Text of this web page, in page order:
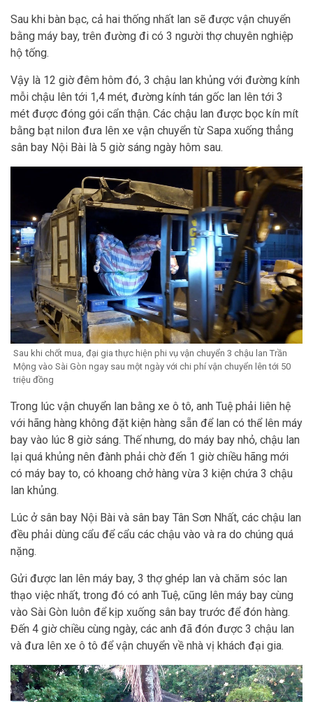
Sau khi bàn bạc, cả hai thống nhất lan sẽ được vận chuyển
bằng máy bay, trên đường đi có 3 người thợ chuyên nghiệp
hộ tống.
Vậy là 12 giờ đêm hôm đó, 3 chậu lan khủng với đường kính
mỗi chậu lên tới 1,4 mét, đường kính tán gốc lan lên tới 3
mét được đóng gói cẩn thận. Các chậu lan được bọc kín mít
bằng bạt nilon đưa lên xe vận chuyển từ Sapa xuống thẳng
sân bay Nội Bài là 5 giờ sáng ngày hôm sau.
Sau khi chốt mua, đại gia thực hiện phi vụ vận chuyển 3 chậu lan Trần
Mộng vào Sài Gòn ngay sau một ngày với chi phí vận chuyển lên tới 50
triệu đồng
Trong lúc vận chuyển lan bằng xe ô tô, anh Tuệ phải liên hệ
với hãng hàng không đặt kiện hàng sẵn để lan có thể lên máy
bay vào lúc 8 giờ sáng. Thế nhưng, do máy bay nhỏ, chậu lan
lại quá khủng nên đành phải chờ đến 1 giờ chiều hãng mới
có máy bay to, có khoang chở hàng vừa 3 kiện chứa 3 chậu
lan khủng.
Lúc ở sân bay Nội Bài và sân bay Tân Sơn Nhất, các chậu lan
đều phải dùng cẩu để cẩu các chậu vào và ra do chúng quá
nặng.
Gửi được lan lên máy bay, 3 thợ ghép lan và chăm sóc lan
thạo việc nhất, trong đó có anh Tuệ, cũng lên máy bay cùng
vào Sài Gòn luôn để kịp xuống sân bay trước để đón hàng.
Đến 4 giờ chiều cùng ngày, các anh đã đón được 3 chậu lan
và đưa lên xe ô tô để vận chuyển về nhà vị khách đại gia.